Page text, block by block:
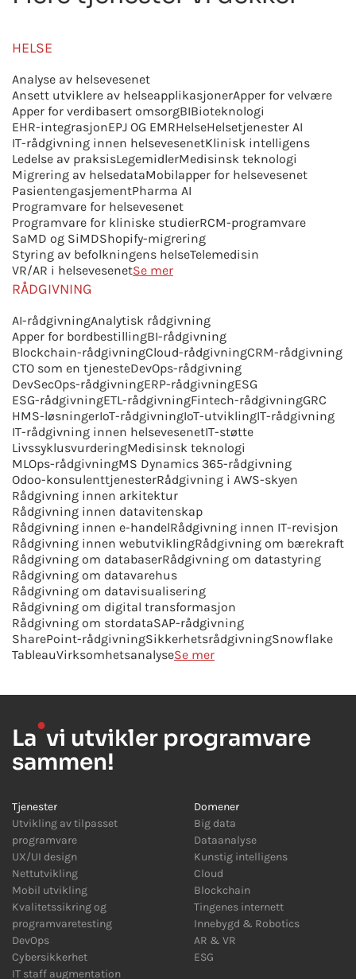
HELSE
Analyse av helsevesenet
Ansett utviklere av helseapplikasjonerApper for velvære
Apper for verdibasert omsorgBIBioteknologi
EHR-integrasjonEPJ OG EMRHelseHelsetjenester AI
IT-rådgivning innen helsevesenetKlinisk intelligens
Ledelse av praksisLegemidlerMedisinsk teknologi
Migrering av helsedataMobilapper for helsevesenet
PasientengasjementPharma AI
Programvare for helsevesenet
Programvare for kliniske studierRCM-programvare
SaMD og SiMDShopify-migrering
Styring av befolkningens helseTelemedisin
VR/AR i helsevesenetSe mer
RÅDGIVNING
AI-rådgivningAnalytisk rådgivning
Apper for bordbestillingBI-rådgivning
Blockchain-rådgivningCloud-rådgivningCRM-rådgivning
CTO som en tjenesteDevOps-rådgivning
DevSecOps-rådgivningERP-rådgivningESG
ESG-rådgivningETL-rådgivningFintech-rådgivningGRC
HMS-løsningerIoT-rådgivningIoT-utviklingIT-rådgivning
IT-rådgivning innen helsevesenetIT-støtte
LivssyklusvurderingMedisinsk teknologi
MLOps-rådgivningMS Dynamics 365-rådgivning
Odoo-konsulenttjenesterRådgivning i AWS-skyen
Rådgivning innen arkitektur
Rådgivning innen datavitenskap
Rådgivning innen e-handelRådgivning innen IT-revisjon
Rådgivning innen webutviklingRådgivning om bærekraft
Rådgivning om databaserRådgivning om datastyring
Rådgivning om datavarehus
Rådgivning om datavisualisering
Rådgivning om digital transformasjon
Rådgivning om stordataSAP-rådgivning
SharePoint-rådgivningSikkerhetsrådgivningSnowflake
TableauVirksomhetsanalyseSe mer
La●vi utvikler programvare
sammen!
Tjenester
Utvikling av tilpasset
programvare
UX/UI design
Nettutvikling
Mobil utvikling
Kvalitetssikring og
programvaretesting
DevOps
Cybersikkerhet
IT staff augmentation
Domener
Big data
Dataanalyse
Kunstig intelligens
Cloud
Blockchain
Tingenes internett
Innebygd & Robotics
AR & VR
ESG